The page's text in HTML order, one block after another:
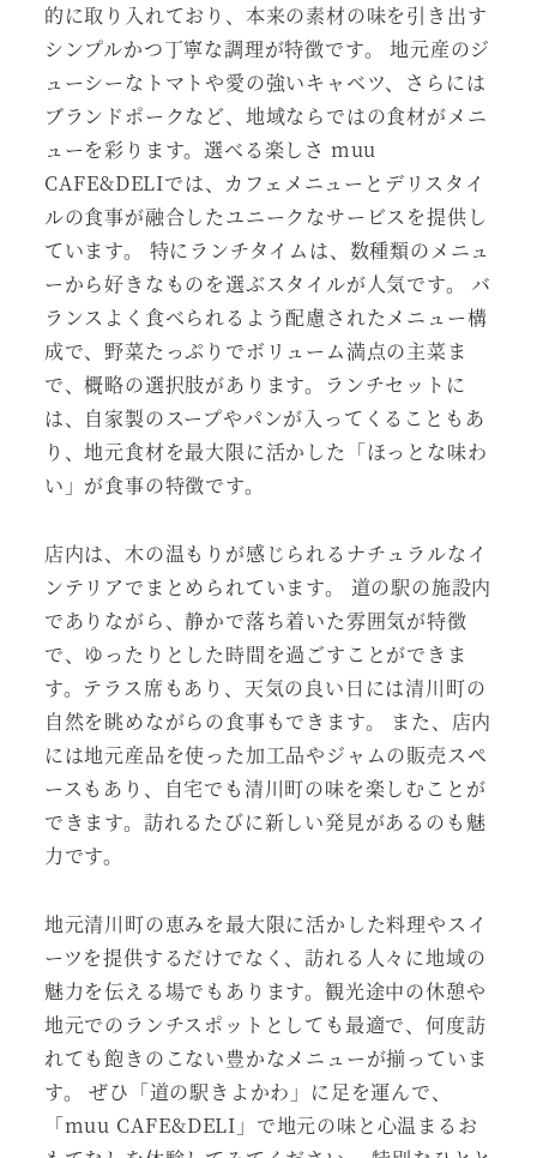
的に取り入れており、本来の素材の味を引き出す
シンプルかつ丁寧な調理が特徴です。 地元産のジ
ューシーなトマトや愛の強いキャベツ、さらには
ブランドポークなど、地域ならではの食材がメニ
ューを彩ります。選べる楽しさ muu
CAFE&DELIでは、カフェメニューとデリスタイ
ルの食事が融合したユニークなサービスを提供し
ています。 特にランチタイムは、数種類のメニュ
ーから好きなものを選ぶスタイルが人気です。 バ
ランスよく食べられるよう配慮されたメニュー構
成で、野菜たっぷりでボリューム満点の主菜ま
で、概略の選択肢があります。ランチセットに
は、自家製のスープやパンが入ってくることもあ
り、地元食材を最大限に活かした「ほっとな味わ
い」が食事の特徴です。
店内は、木の温もりが感じられるナチュラルなイ
ンテリアでまとめられています。 道の駅の施設内
でありながら、静かで落ち着いた雰囲気が特徴
で、ゆったりとした時間を過ごすことができま
す。テラス席もあり、天気の良い日には清川町の
自然を眺めながらの食事もできます。 また、店内
には地元産品を使った加工品やジャムの販売スペ
ースもあり、自宅でも清川町の味を楽しむことが
できます。訪れるたびに新しい発見があるのも魅
力です。
地元清川町の恵みを最大限に活かした料理やスイ
ーツを提供するだけでなく、訪れる人々に地域の
魅力を伝える場でもあります。観光途中の休憩や
地元でのランチスポットとしても最適で、何度訪
れても飽きのこない豊かなメニューが揃っていま
す。 ぜひ「道の駅きよかわ」に足を運んで、
「muu CAFE&DELI」で地元の味と心温まるお